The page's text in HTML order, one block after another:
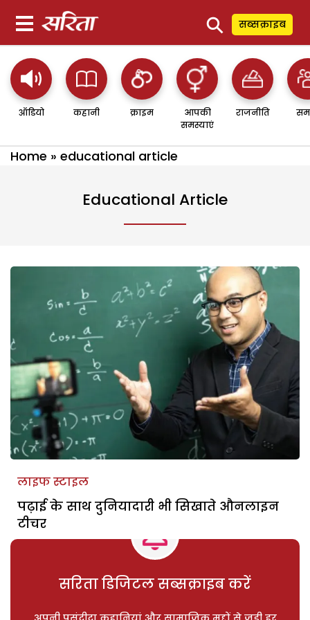
⚲ सब्सक्राइब
ऑडियो कहानी क्राइम
आपकी
समस्याएं
राजनीति
Home » educational article
Educational Article
लाइफ स्टाइल
पढ़ाई के साथ दुनियादारी भी सिखाते औनलाइन
टीचर
सरिता डिजिटल सब्सक्राइब करें